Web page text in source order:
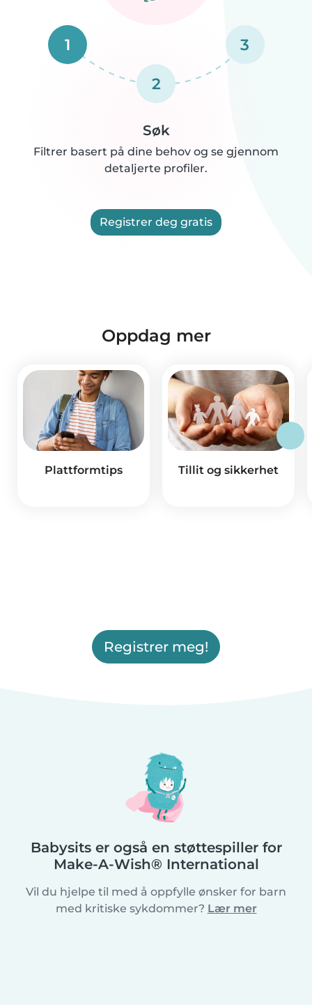
1
2
3
Søk
Filtrer basert på dine behov og se gjennom
detaljerte profiler.
Registrer deg gratis
Oppdag mer
Plattformtips Tillit og sikkerhet
Registrer meg!
Babysits er også en støttespiller for
Make-A-Wish® International
Vil du hjelpe til med å oppfylle ønsker for barn
med kritiske sykdommer? Lær mer